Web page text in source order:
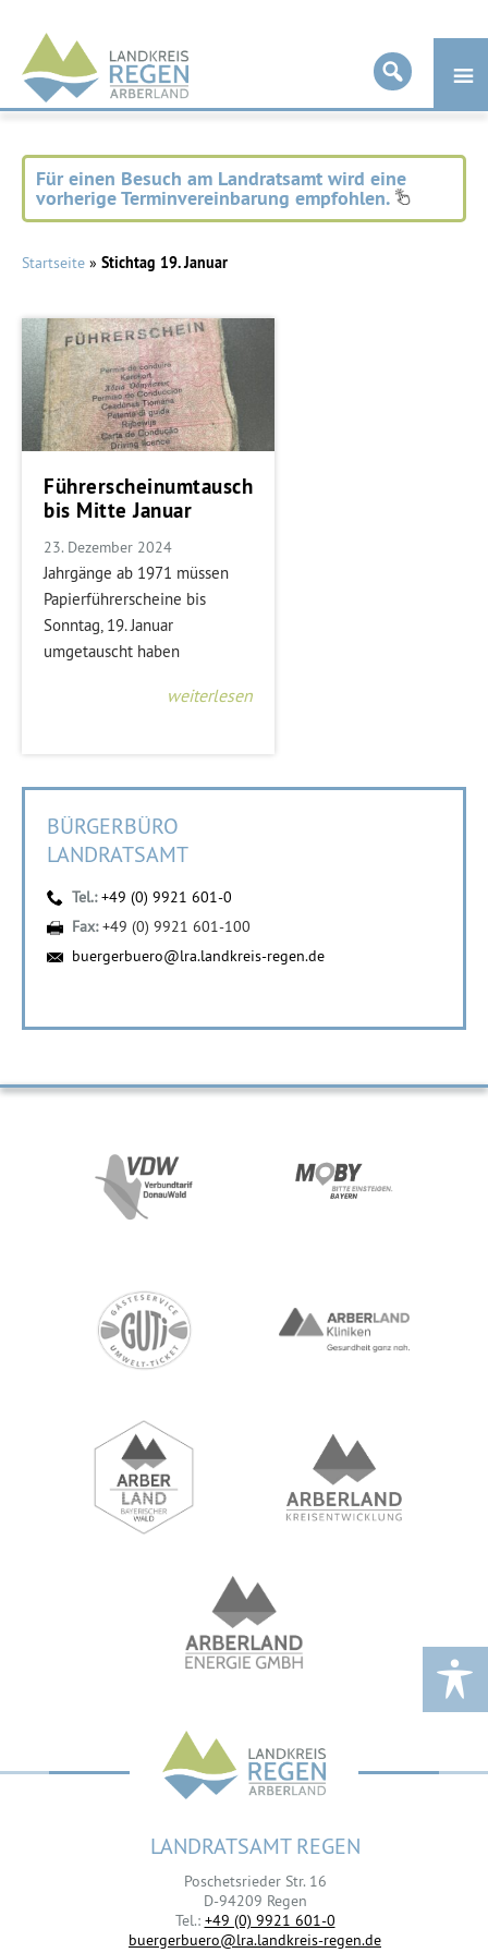
Landkreis
Regen
Für einen Besuch am Landratsamt wird eine
vorherige Terminvereinbarung empfohlen.
Startseite » Stichtag 19. Januar
Führerscheinumtausch
bis Mitte Januar
23. Dezember 2024
Jahrgänge ab 1971 müssen
Papierführerscheine bis
Sonntag, 19. Januar
umgetauscht haben
weiterlesen
BÜRGERBÜRO
LANDRATSAMT
Tel.:+49 (0) 9921 601-0
Fax:+49 (0) 9921 601-100
buergerbuero@lra.landkreis-regen.de
LANDRATSAMT REGEN
Poschetsrieder Str. 16
D-94209 Regen
Tel.: +49 (0) 9921 601-0
buergerbuero@lra.landkreis-regen.de